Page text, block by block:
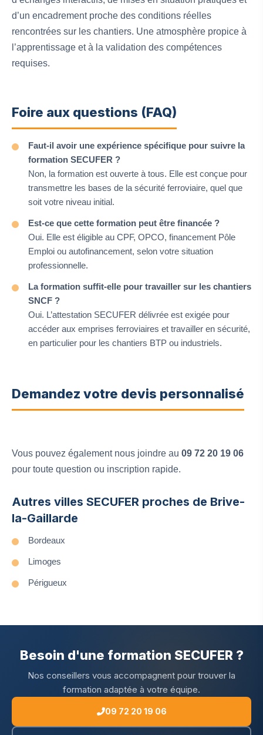
d’un encadrement proche des conditions réelles
rencontrées sur les chantiers. Une atmosphère propice à
l’apprentissage et à la validation des compétences
requises.
Foire aux questions (FAQ)
Faut-il avoir une expérience spécifique pour suivre la
formation SECUFER ?
Non, la formation est ouverte à tous. Elle est conçue pour
transmettre les bases de la sécurité ferroviaire, quel que
soit votre niveau initial.
Est-ce que cette formation peut être financée ?
Oui. Elle est éligible au CPF, OPCO, financement Pôle
Emploi ou autofinancement, selon votre situation
professionnelle.
La formation suffit-elle pour travailler sur les chantiers
SNCF ?
Oui. L’attestation SECUFER délivrée est exigée pour
accéder aux emprises ferroviaires et travailler en sécurité,
en particulier pour les chantiers BTP ou industriels.
Demandez votre devis personnalisé
Vous pouvez également nous joindre au 09 72 20 19 06
pour toute question ou inscription rapide.
Autres villes SECUFER proches de Brive-
la-Gaillarde
Bordeaux
Limoges
Périgueux
Besoin d'une formation SECUFER ?
Nos conseillers vous accompagnent pour trouver la
formation adaptée à votre équipe.
09 72 20 19 06